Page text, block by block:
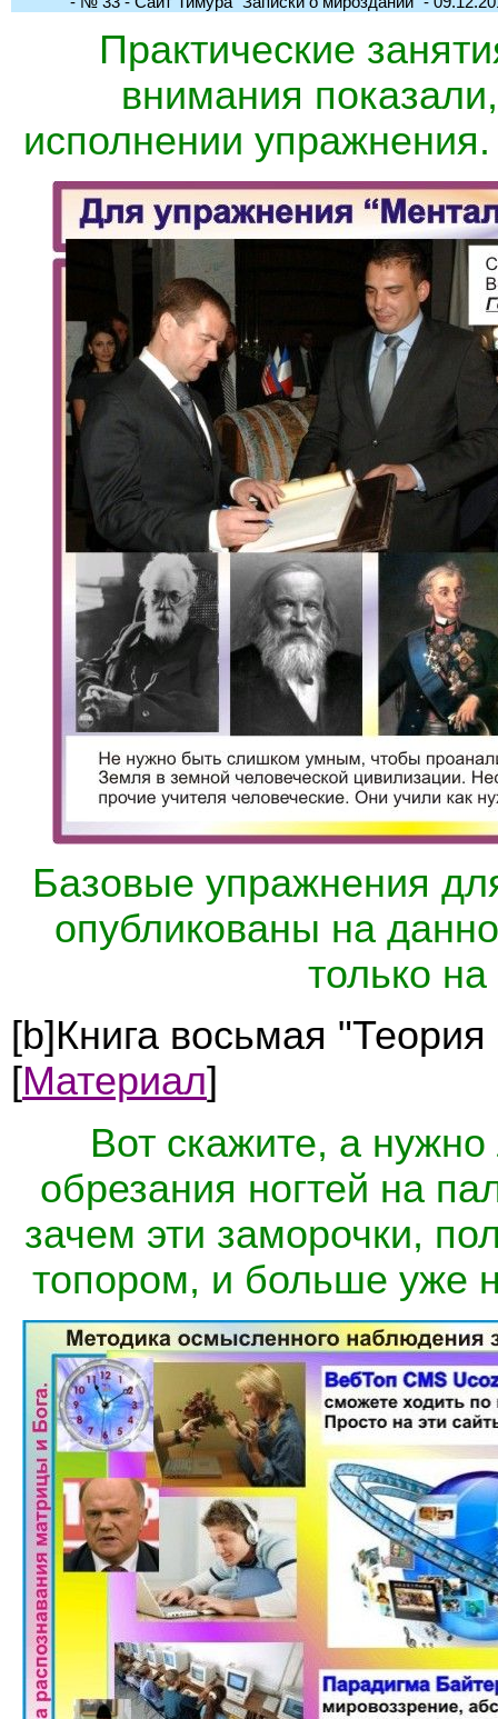
Практические
внимания
исполнении
Базовые упражнения
опубликованы на
только
[b]Книга восьмая
[Материал]
Вот скажите, а
обрезания ногтей на
зачем эти заморочки,
топором, и больше уже